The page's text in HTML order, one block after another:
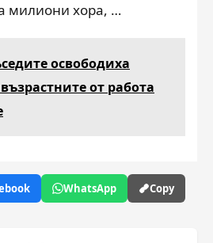
милиони хора, …
освободиха
от работа
WhatsApp Copy